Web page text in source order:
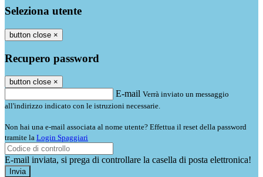
Seleziona utente
button close ×
Recupero password
button close ×
E-mail Verrà inviato un messaggio
all'indirizzo indicato con le istruzioni necessarie.
Non hai una e-mail associata al nome utente? Effettua il reset della password
tramite la Login Spaggiari
E-mail inviata, si prega di controllare la casella di posta elettronica!